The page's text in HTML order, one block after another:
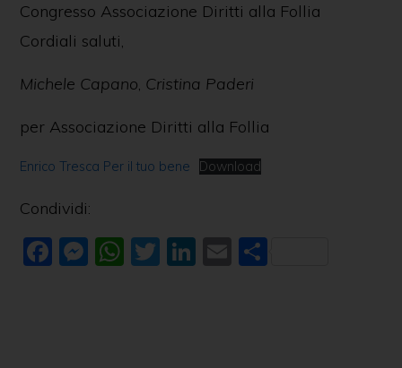
Congresso Associazione Diritti alla Follia
Cordiali saluti,
Michele Capano, Cristina Paderi
per Associazione Diritti alla Follia
Enrico Tresca Per il tuo bene Download
Condividi:
F
M
W T
Li
E